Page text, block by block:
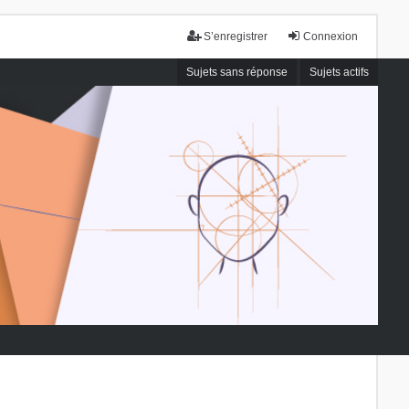
Connexion
S’enregistrer
Sujets sans réponse Sujets actifs